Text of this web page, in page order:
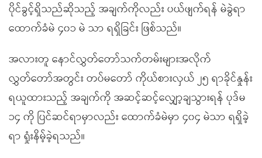
ပိုင်ခွင့်ရှိသည်ဆိုသည့် အချက်ကိုလည်း ပယ်ဖျက်ရန် မဲခွဲရာ
ထောက်ခံမဲ ၄၀၁ မဲ သာ ရရှိခြင်း ဖြစ်သည်။
အလားတူ နောင်လွှတ်တော်သက်တမ်းများအလိုက်
လွှတ်တော်အတွင်း တပ်မတော် ကိုယ်စားလှယ် ၂၅ ရာခိုင်နှုန်း
ရယူထားသည့် အချက်ကို အဆင့်ဆင့်လျှော့ချသွားရန် ပုဒ်မ
၁၄ ကို ပြင်ဆင်ရာမှာလည်း ထောက်ခံမဲမှာ ၄၀၄ မဲသာ ရရှိခဲ့
ရာ ရှုံးနိမ့်ခဲ့ရသည်။